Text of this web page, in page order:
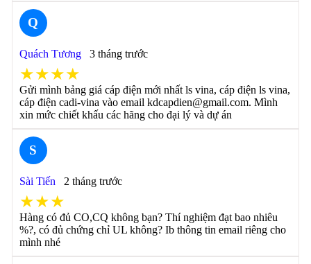
Q
Quách Tương 3 tháng trước
★★★★
Gửi mình bảng giá cáp điện mới nhất ls vina, cáp điện ls vina,
cáp điện cadi-vina vào email kdcapdien@gmail.com. Mình
xin mức chiết khấu các hãng cho đại lý và dự án
S
Sài Tiến 2 tháng trước
★★★
Hàng có đủ CO,CQ không bạn? Thí nghiệm đạt bao nhiêu
%?, có đủ chứng chỉ UL không? Ib thông tin email riêng cho
mình nhé